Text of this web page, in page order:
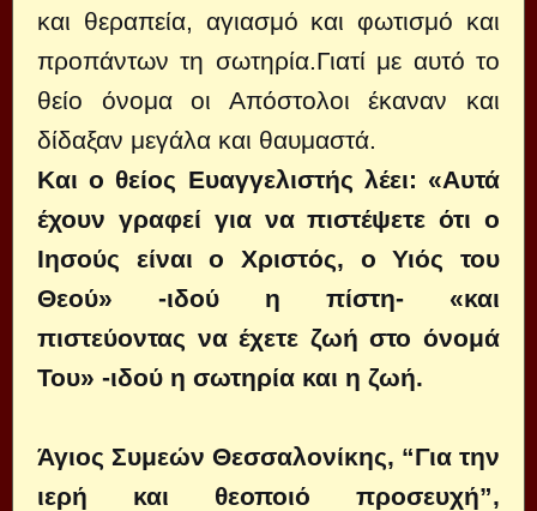
και θεραπεία, αγιασμό και φωτισμό και
προπάντων τη σωτηρία.Γιατί με αυτό το
θείο όνομα οι Απόστολοι έκαναν και
δίδαξαν μεγάλα και θαυμαστά.
Και ο θείος Ευαγγελιστής λέει: «Αυτά
έχουν γραφεί για να πιστέψετε ότι ο
Ιησούς είναι ο Χριστός, ο Υιός του
Θεού» -ιδού η πίστη- «και
πιστεύοντας να έχετε ζωή στο όνομά
Του» -ιδού η σωτηρία και η ζωή.
Άγιος Συμεών Θεσσαλονίκης, “Για την
ιερή και θεοποιό προσευχή”,